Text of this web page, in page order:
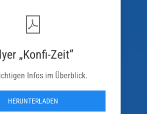
„Konfi-Zeit“
Infos im Überblick.
HERUNTERLADEN